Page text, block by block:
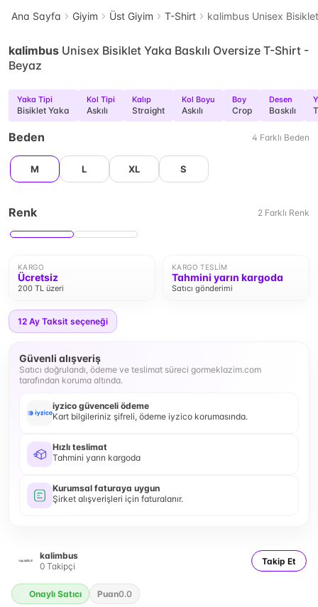
Ana Sayfa Giyim Üst Giyim T-Shirt kalimbus Unisex
kalimbus Unisex Bisiklet Yaka Baskılı Oversize T-Shirt -
Beyaz
Yaka Tipi
Bisiklet Yaka
Kol Tipi
Askılı
Kalıp
Straight
Kol Boyu
Askılı
Boy
Crop
Desen
Baskılı
Beden 4 Farklı Beden
M L XL S
Renk 2 Farklı Renk
KARGO
Ücretsiz
200 TL üzeri
KARGO TESLIM
Tahmini yarın kargoda
Satıcı gönderimi
12 Ay Taksit seçeneği
Güvenli alışveriş
Satıcı doğrulandı, ödeme ve teslimat süreci gormeklazim.com
tarafından koruma altında.
iyzico güvenceli ödeme
Kart bilgileriniz şifreli, ödeme iyzico korumasında.
Hızlı teslimat
Tahmini yarın kargoda
Kurumsal faturaya uygun
Şirket alışverişleri için faturalanır.
kalimbus
0 Takipçi Takip Et
Onaylı Satıcı Puan0.0